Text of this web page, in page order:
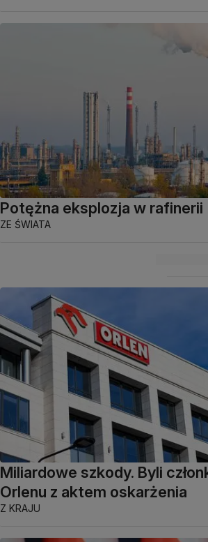
Potężna eksplozja w rafinerii
ZE ŚWIATA
Miliardowe szkody. Byli
Orlenu z aktem oskarżenia
Z KRAJU